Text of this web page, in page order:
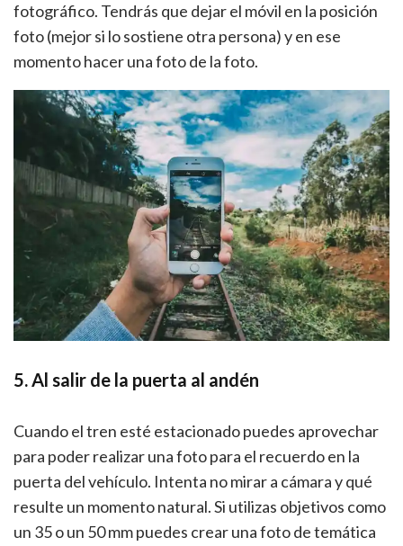
fotográfico. Tendrás que dejar el móvil en la posición
foto (mejor si lo sostiene otra persona) y en ese
momento hacer una foto de la foto.
5. Al salir de la puerta al andén
Cuando el tren esté estacionado puedes aprovechar
para poder realizar una foto para el recuerdo en la
puerta del vehículo. Intenta no mirar a cámara y qué
resulte un momento natural. Si utilizas objetivos como
un 35 o un 50 mm puedes crear una foto de temática